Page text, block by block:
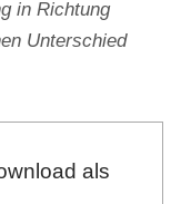
in Richtung
Unterschied
als